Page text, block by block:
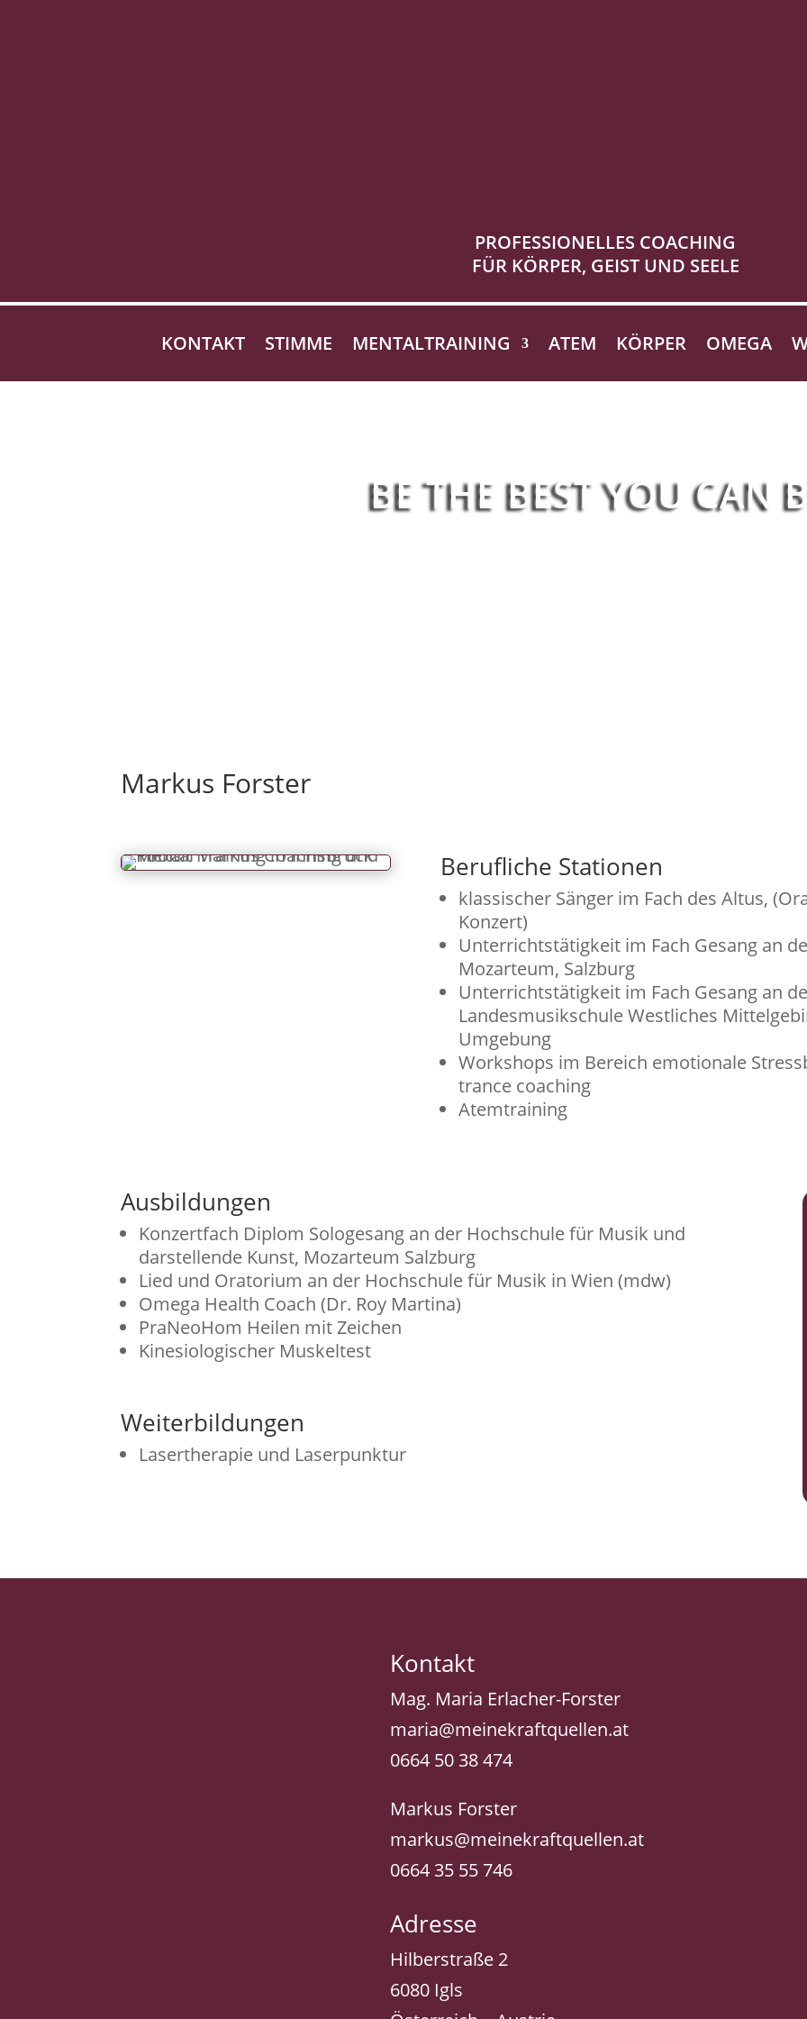
PROFESSIONELLES COACHING
FÜR KÖRPER, GEIST UND SEELE
KONTAKT STIMME MENTALTRAINING ATEM KÖRPER OMEGA
BE THE BEST YOU CAN
Markus Forster
Berufliche Stationen
klassischer Sänger im Fach des Altus,
Konzert)
Unterrichtstätigkeit im Fach Gesang an
Mozarteum, Salzburg
Unterrichtstätigkeit im Fach Gesang an
Landesmusikschule Westliches
Umgebung
Workshops im Bereich emotionale
trance coaching
Atemtraining
Ausbildungen
Konzertfach Diplom Sologesang an der Hochschule für Musik und
darstellende Kunst, Mozarteum Salzburg
Lied und Oratorium an der Hochschule für Musik in Wien (mdw)
Omega Health Coach (Dr. Roy Martina)
PraNeoHom Heilen mit Zeichen
Kinesiologischer Muskeltest
Weiterbildungen
Lasertherapie und Laserpunktur
Kontakt
Mag. Maria Erlacher-Forster
maria@meinekraftquellen.at
0664 50 38 474
Markus Forster
markus@meinekraftquellen.at
0664 35 55 746
Adresse
Hilberstraße 2
6080 Igls